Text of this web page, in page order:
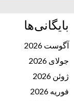
بایگانی‌ها
آگوست 2026
جولای 2026
ژوئن 2026
فوریه 2026